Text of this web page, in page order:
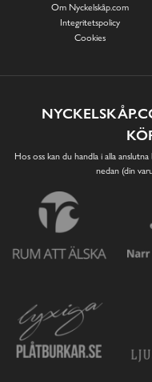
Om Nyckelskåp.com
Integritetspolicy
Cookies
Hos oss kan du handla i alla
nedan (din